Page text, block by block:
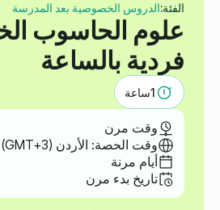
الفئة:الدروس الخصوصية بعد المدرسة
علوم الحاسوب
فردية بالساعة
1ساعة
وقت مرن
وقت الحصة: الأردن (GMT+3)
أيام مرنة
تاريخ بدء مرن